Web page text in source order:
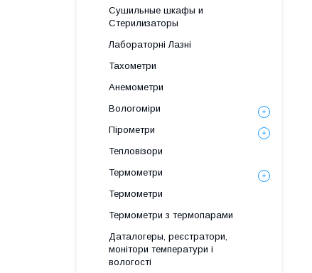
Сушильные шкафы и
Стерилизаторы
Лабораторні Лазні
Тахометри
Анемометри
Вологоміри
Пірометри
Тепловізори
Термометри
Термометри
Термометри з термопарами
Даталогеры, реєстратори,
монітори температури і
вологості